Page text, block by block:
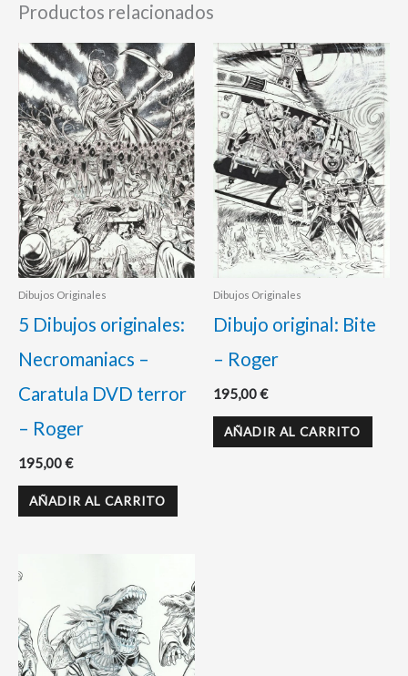
Productos relacionados
Dibujos Originales
5 Dibujos originales:
Necromaniacs –
Caratula DVD terror
– Roger
195,00€
AÑADIR AL CARRITO
Dibujos Originales
Dibujo original: Bite
– Roger
195,00€
AÑADIR AL CARRITO